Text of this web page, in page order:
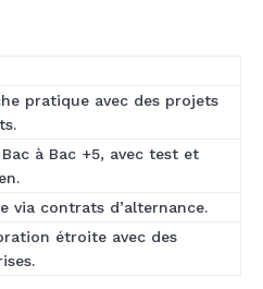
pratique avec des projets
Bac à Bac +5, avec test et
via contrats d’alternance.
étroite avec des